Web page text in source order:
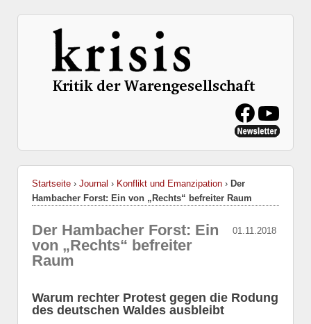
Startseite › Journal › Konflikt und Emanzipation › Der
Hambacher Forst: Ein von „Rechts“ befreiter Raum
01.11.2018
Der Hambacher Forst: Ein
von „Rechts“ befreiter
Raum
Warum rechter Protest gegen die Rodung
des deutschen Waldes ausbleibt